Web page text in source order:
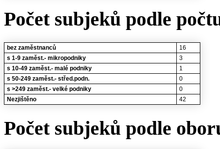
Počet subjeků podle
bez zaměstnanců
16
s 1-9 zaměst.- mikropodniky
3
s 10-49 zaměst.- malé podniky
1
s 50-249 zaměst.- střed.podn.
0
s >249 zaměst.- velké podniky
0
Nezjištěno
42
Počet subjeků podle